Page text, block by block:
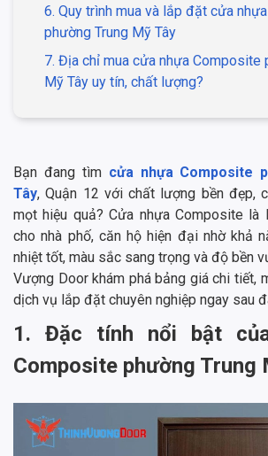
6. Quy trình mua và lắp đặt cửa
phường Trung Mỹ Tây
7. Địa chỉ mua cửa nhựa Composite
Mỹ Tây uy tín, chất lượng?
Bạn đang tìm cửa nhựa Composite
Tây, Quận 12 với chất lượng bền đẹp,
mọt hiệu quả? Cửa nhựa Composite là
cho nhà phố, căn hộ hiện đại nhờ khả
nhiệt tốt, màu sắc sang trọng và độ bền
Vượng Door khám phá bảng giá chi tiết,
dịch vụ lắp đặt chuyên nghiệp ngay sau
1. Đặc tính nổi bật
Composite phường Trung